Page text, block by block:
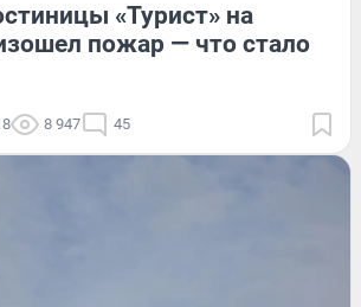
«Турист» на
пожар — что стало
8 947 45